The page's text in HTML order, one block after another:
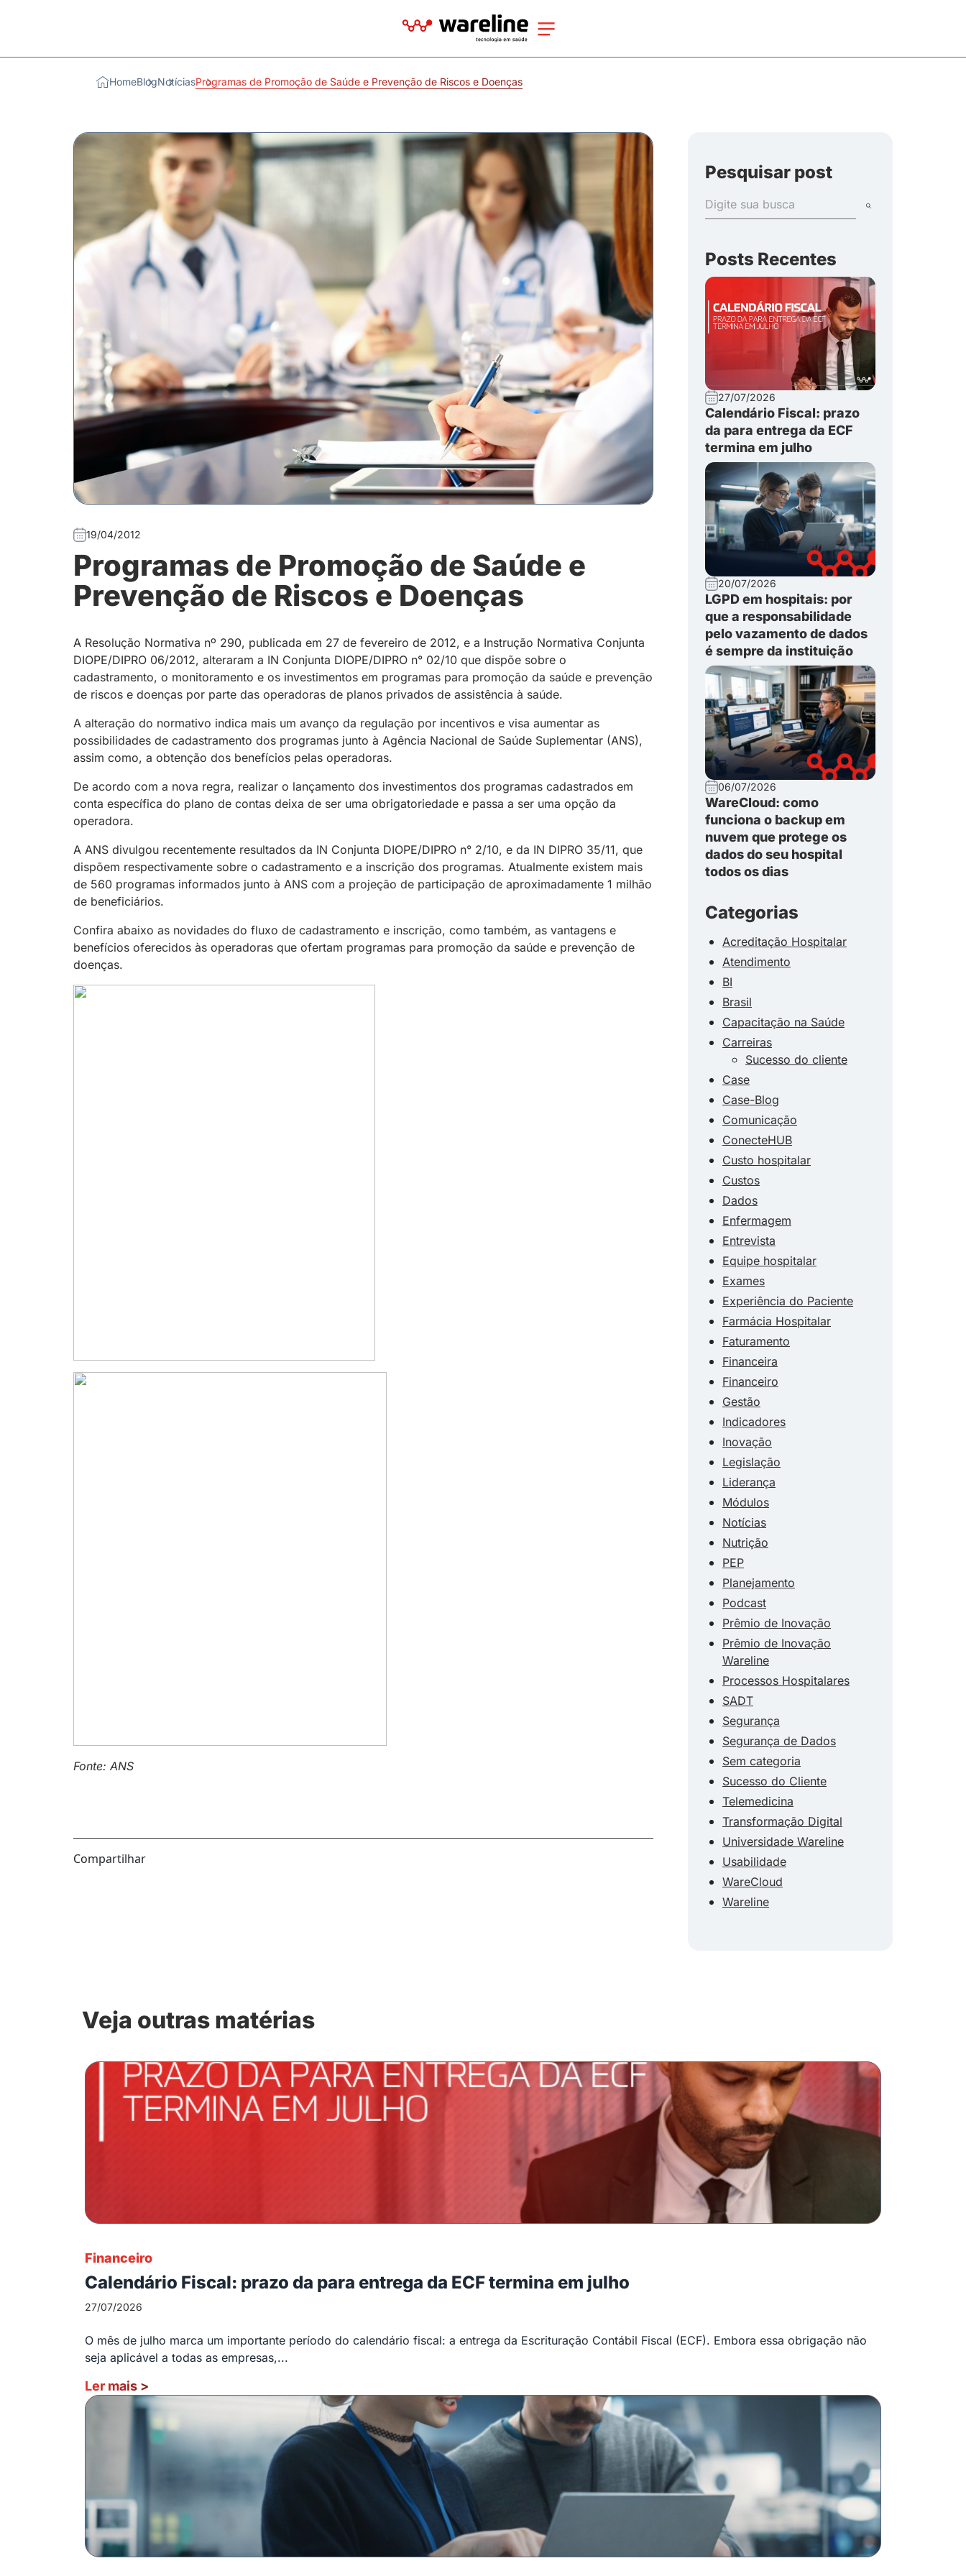
HomeBlogNotíciasProgramas de Promoção de Saúde e Prevenção de Riscos e Doenças
19/04/2012
Programas de Promoção de Saúde e
Prevenção de Riscos e Doenças
A Resolução Normativa nº 290, publicada em 27 de fevereiro de 2012, e a Instrução Normativa Conjunta
DIOPE/DIPRO 06/2012, alteraram a IN Conjunta DIOPE/DIPRO n° 02/10 que dispõe sobre o
cadastramento, o monitoramento e os investimentos em programas para promoção da saúde e prevenção
de riscos e doenças por parte das operadoras de planos privados de assistência à saúde.
A alteração do normativo indica mais um avanço da regulação por incentivos e visa aumentar as
possibilidades de cadastramento dos programas junto à Agência Nacional de Saúde Suplementar (ANS),
assim como, a obtenção dos benefícios pelas operadoras.
De acordo com a nova regra, realizar o lançamento dos investimentos dos programas cadastrados em
conta específica do plano de contas deixa de ser uma obrigatoriedade e passa a ser uma opção da
operadora.
A ANS divulgou recentemente resultados da IN Conjunta DIOPE/DIPRO n° 2/10, e da IN DIPRO 35/11, que
dispõem respectivamente sobre o cadastramento e a inscrição dos programas. Atualmente existem mais
de 560 programas informados junto à ANS com a projeção de participação de aproximadamente 1 milhão
de beneficiários.
Confira abaixo as novidades do fluxo de cadastramento e inscrição, como também, as vantagens e
benefícios oferecidos às operadoras que ofertam programas para promoção da saúde e prevenção de
doenças.
Fonte: ANS
Compartilhar
Pesquisar post
Posts Recentes
27/07/2026
Calendário Fiscal: prazo
da para entrega da ECF
termina em julho
20/07/2026
LGPD em hospitais: por
que a responsabilidade
pelo vazamento de dados
é sempre da instituição
06/07/2026
WareCloud: como
funciona o backup em
nuvem que protege os
dados do seu hospital
todos os dias
Categorias
Acreditação Hospitalar
Atendimento
BI
Brasil
Capacitação na Saúde
Carreiras
Sucesso do cliente
Case
Case-Blog
Comunicação
ConecteHUB
Custo hospitalar
Custos
Dados
Enfermagem
Entrevista
Equipe hospitalar
Exames
Experiência do Paciente
Farmácia Hospitalar
Faturamento
Financeira
Financeiro
Gestão
Indicadores
Inovação
Legislação
Liderança
Módulos
Notícias
Nutrição
PEP
Planejamento
Podcast
Prêmio de Inovação
Prêmio de Inovação
Wareline
Processos Hospitalares
SADT
Segurança
Segurança de Dados
Sem categoria
Sucesso do Cliente
Telemedicina
Transformação Digital
Universidade Wareline
Usabilidade
WareCloud
Wareline
Veja outras matérias
Financeiro
Calendário Fiscal: prazo da para entrega da ECF termina em julho
27/07/2026
O mês de julho marca um importante período do calendário fiscal: a entrega da Escrituração Contábil Fiscal (ECF). Embora essa obrigação não
seja aplicável a todas as empresas,...
Ler mais >